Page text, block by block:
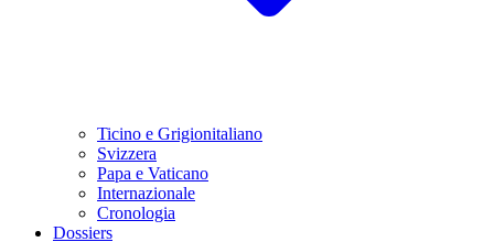
Ticino e Grigionitaliano
Svizzera
Papa e Vaticano
Internazionale
Cronologia
Dossiers